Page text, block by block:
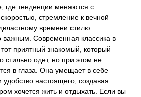
где тенденции меняются с
стремление к вечной
времени стилю
важным. Современная классика в
приятный знакомый, который
стильно одет, но при этом не
в глаза. Она умещает в себе
настоящего, создавая
хочется жить и отдыхать. Если вы